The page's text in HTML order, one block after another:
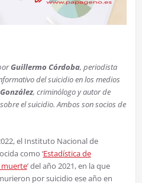
Guillermo Córdoba, periodista
del suicidio en los medios
, criminólogo y autor de
el suicidio. Ambos son socios de
el Instituto Nacional de
como ‘Estadística de
muerte’ del año 2021, en la que
por suicidio ese año en